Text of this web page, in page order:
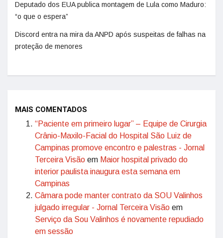
Deputado dos EUA publica montagem de Lula como Maduro:
“o que o espera”
Discord entra na mira da ANPD após suspeitas de falhas na
proteção de menores
MAIS COMENTADOS
“Paciente em primeiro lugar” – Equipe de Cirurgia
Crânio-Maxilo-Facial do Hospital São Luiz de
Campinas promove encontro e palestras - Jornal
Terceira Visão em Maior hospital privado do
interior paulista inaugura esta semana em
Campinas
Câmara pode manter contrato da SOU Valinhos
julgado irregular - Jornal Terceira Visão em
Serviço da Sou Valinhos é novamente repudiado
em sessão